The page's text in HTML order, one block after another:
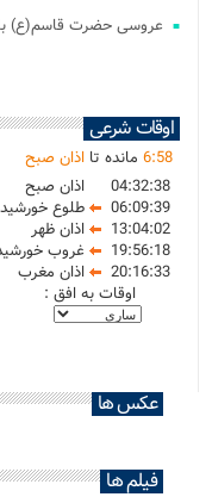
عروسی حضرت قاسم(ع) با
اوقات شرعی
6:58 مانده تا اذان صبح
04:32:38
اذان صبح
06:09:39
طلوع خورشید
13:04:02
اذان ظهر
19:56:18
غروب
20:16:33
اذان مغرب
اوقات به افق :
عکس ها
فیلم ها